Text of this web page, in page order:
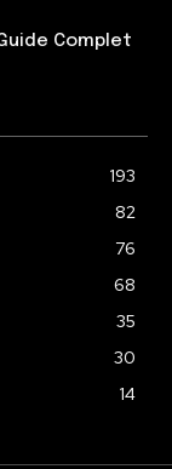
Complet
193
82
76
68
35
30
14